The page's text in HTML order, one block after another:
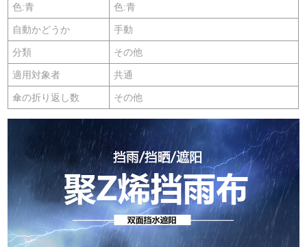
色:青 色:青
自動かどうか 手動
分類 その他
適用対象者 共通
傘の折り返し数 その他